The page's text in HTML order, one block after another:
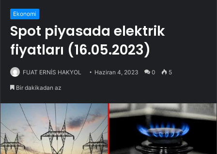
Ekonomi
Spot piyasada elektrik
fiyatları (16.05.2023)
FUAT ERNİS HAKYOL Haziran 4, 2023 0 5
Bir dakikadan az